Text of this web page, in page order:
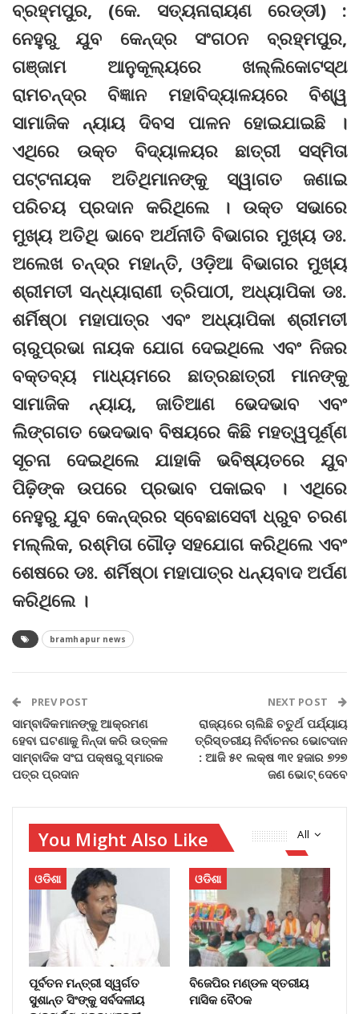
ବ୍ରହ୍ମପୁର, (କେ. ସତ୍ୟନାରାୟଣ ରେଡ୍ଡୀ) :
ନେହୁରୁ ଯୁବ କେନ୍ଦ୍ର ସଂଗଠନ ବ୍ରହ୍ମପୁର,
ଗଞ୍ଜାମ ଆନୁକୂଲ୍ୟରେ ଖଲ୍ଲିକୋଟସ୍ଥ
ରାମଚନ୍ଦ୍ର ବିଜ୍ଞାନ ମହାବିଦ୍ୟାଳୟରେ ବିଶ୍ୱ
ସାମାଜିକ ନ୍ୟାୟ ଦିବସ ପାଳନ ହୋଇଯାଇଛି ।
ଏଥିରେ ଉକ୍ତ ବିଦ୍ୟାଳୟର ଛାତ୍ରୀ ସସ୍ମିତା
ପଟ୍ଟନାୟକ ଅତିଥିମାନଙ୍କୁ ସ୍ୱାଗତ ଜଣାଇ
ପରିଚୟ ପ୍ରଦାନ କରିଥିଲେ । ଉକ୍ତ ସଭାରେ
ମୁଖ୍ୟ ଅତିଥି ଭାବେ ଅର୍ଥନୀତି ବିଭାଗର ମୁଖ୍ୟ ଡଃ.
ଅଲେଖ ଚନ୍ଦ୍ର ମହାନ୍ତି, ଓଡ଼ିଆ ବିଭାଗର ମୁଖ୍ୟ
ଶ୍ରୀମତୀ ସନ୍ଧ୍ୟାରାଣୀ ତ୍ରିପାଠୀ, ଅଧ୍ୟାପିକା ଡଃ.
ଶର୍ମିଷ୍ଠା ମହାପାତ୍ର ଏବଂ ଅଧ୍ୟାପିକା ଶ୍ରୀମତୀ
ଚାରୁପ୍ରଭା ନାୟକ ଯୋଗ ଦେଇଥିଲେ ଏବଂ ନିଜର
ବକ୍ତବ୍ୟ ମାଧ୍ୟମରେ ଛାତ୍ରଛାତ୍ରୀ ମାନଙ୍କୁ
ସାମାଜିକ ନ୍ୟାୟ, ଜାତିଆଣ ଭେଦଭାବ ଏବଂ
ଲିଙ୍ଗଗତ ଭେଦଭାବ ବିଷୟରେ କିଛି ମହତ୍ୱପୂର୍ଣ୍ଣ
ସୂଚନା ଦେଇଥିଲେ ଯାହାକି ଭବିଷ୍ୟତରେ ଯୁବ
ପିଢ଼ିଙ୍କ ଉପରେ ପ୍ରଭାବ ପକାଇବ । ଏଥିରେ
ନେହୁରୁ ଯୁବ କେନ୍ଦ୍ରର ସ୍ବେଛାସେବୀ ଧ୍ରୁବ ଚରଣ
ମଲ୍ଲିକ, ରଶ୍ମିତା ଗୌଡ଼ ସହଯୋଗ କରିଥିଲେ ଏବଂ
ଶେଷରେ ଡଃ. ଶର୍ମିଷ୍ଠା ମହାପାତ୍ର ଧନ୍ୟବାଦ ଅର୍ପଣ
କରିଥିଲେ ।
bramhapur news
PREV POST
ସାମ୍ବାଦିକମାନଙ୍କୁ ଆକ୍ରମଣ
ହେବା ଘଟଣାକୁ ନିନ୍ଦା କରି ଉତ୍କଳ
ସାମ୍ବାଦିକ ସଂଘ ପକ୍ଷରୁ ସ୍ମାରକ
ପତ୍ର ପ୍ରଦାନ
NEXT POST
ରାଜ୍ୟରେ ଚାଲିଛି ଚତୁର୍ଥ ପର୍ଯ୍ୟାୟ
ତ୍ରିସ୍ତରୀୟ ନିର୍ବାଚନର ଭୋଟଦାନ
: ଆଜି ୫୧ ଲକ୍ଷ ୩୧ ହଜାର ୭୨୭
ଜଣ ଭୋଟ୍‌ ଦେବେ
All
You Might Also Like
ଓଡିଶା
ପୂର୍ବତନ ମନ୍ତ୍ରୀ ସ୍ୱର୍ଗତ
ସୁଶାନ୍ତ ସିଂଙ୍କୁ ସର୍ବଦଳୀୟ
ଓଡିଶା
ବିଜେପିର ମଣ୍ଡଳ ସ୍ତରୀୟ
ମାସିକ ବୈଠକ